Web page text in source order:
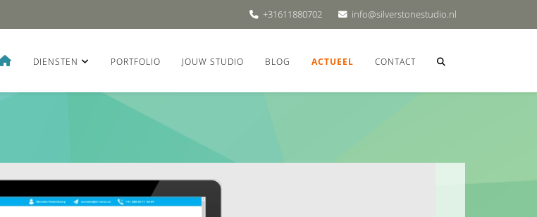
+31611880702 info@silverstonestudio.nl
DIENSTEN PORTFOLIO JOUW STUDIO BLOG ACTUEEL CONTACT